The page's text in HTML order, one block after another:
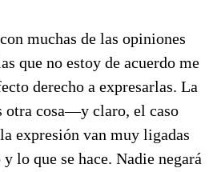
muchas de las opiniones
que no estoy de acuerdo me
derecho a expresarlas. La
otra cosa—y claro, el caso
expresión van muy ligadas
lo que se hace. Nadie negará